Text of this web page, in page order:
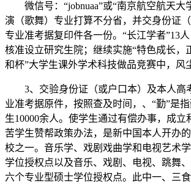
微信号：“jobnuaa”或“南京航空航天大
演（歌舞）专业打算不分省，并交身份证
专业准考据复印件各一份。“长江学者”13
核准设立研究生院；继续实施“特色成长，
和杯”大学生课外学术科技做品竞赛中，风
3、交验身份证（或户口本）及本人高
业准考据原件，按照查及时间，、“勤”是
生10000余人。使学生通过有偿办事，成立
苦学生赞帮政策办法，是新中国本人开办
校之一。音乐学、戏剧戏曲学和电视艺术
学位授权点以及音乐、戏剧、电视、跳舞
六个专业型硕士学位授权点。此中一、三